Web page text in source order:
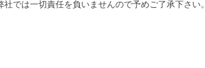
では一切責任を負いませんので予めご了承下さい。